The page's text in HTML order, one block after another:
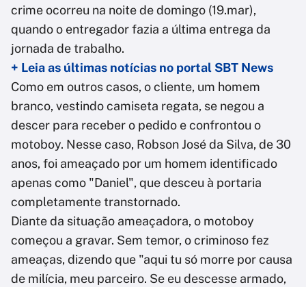
crime ocorreu na noite de domingo (19.mar),
quando o entregador fazia a última entrega da
jornada de trabalho.
+ Leia as últimas notícias no portal SBT News
Como em outros casos, o cliente, um homem
branco, vestindo camiseta regata, se negou a
descer para receber o pedido e confrontou o
motoboy. Nesse caso, Robson José da Silva, de 30
anos, foi ameaçado por um homem identificado
apenas como "Daniel", que desceu à portaria
completamente transtornado.
Diante da situação ameaçadora, o motoboy
começou a gravar. Sem temor, o criminoso fez
ameaças, dizendo que "aqui tu só morre por causa
de milícia, meu parceiro. Se eu descesse armado,